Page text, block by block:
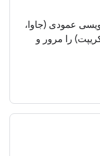
عمودی (جاوا،
را مرور و